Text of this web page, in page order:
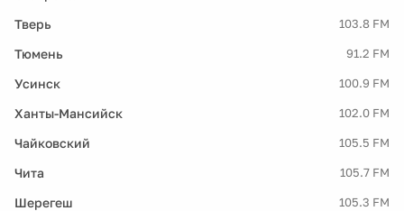
Тверь 103.8 FM
Тюмень 91.2 FM
Усинск 100.9 FM
Ханты-Мансийск 102.0 FM
Чайковский 105.5 FM
Чита 105.7 FM
Шерегеш 105.3 FM